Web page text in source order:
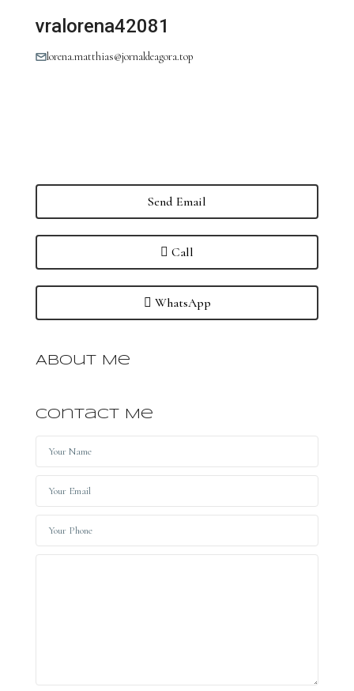
vralorena42081
lorena.matthias@jornaldeagora.top
Send Email
Call
WhatsApp
About Me
Contact Me